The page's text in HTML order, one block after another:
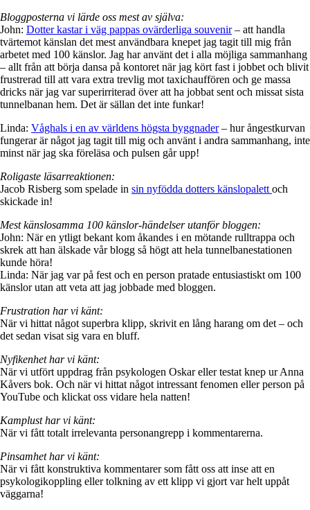
Bloggposterna vi lärde oss mest av själva:
John: Dotter kastar i väg pappas ovärderliga souvenir– att handla
tvärtemot känslan det mest användbara knepet jag tagit till mig från
arbetet med 100 känslor. Jag har använt det i alla möjliga sammanhang
– allt från att börja dansa på kontoret när jag kört fast i jobbet och blivit
frustrerad till att vara extra trevlig mot taxichauffören och ge massa
dricks när jag var superirriterad över att ha jobbat sent och missat sista
tunnelbanan hem. Det är sällan det inte funkar!
Linda: Våghals i en av världens högsta byggnader– hur ångestkurvan
fungerar är något jag tagit till mig och använt i andra sammanhang, inte
minst när jag ska föreläsa och pulsen går upp!
Roligaste läsarreaktionen:
Jacob Risberg som spelade in sin nyfödda dotters känslopalett och
skickade in!
Mest känslosamma 100 känslor-händelser utanför bloggen:
John: När en ytligt bekant kom åkandes i en mötande rulltrappa och
skrek att han älskade vår blogg så högt att hela tunnelbanestationen
kunde höra!
Linda: När jag var på fest och en person pratade entusiastiskt om 100
känslor utan att veta att jag jobbade med bloggen.
Frustration har vi känt:
När vi hittat något superbra klipp, skrivit en lång harang om det – och
det sedan visat sig vara en bluff.
Nyfikenhet har vi känt:
När vi utfört uppdrag från psykologen Oskar eller testat knep ur Anna
Kåvers bok. Och när vi hittat något intressant fenomen eller person på
YouTube och klickat oss vidare hela natten!
Kamplust har vi känt:
När vi fått totalt irrelevanta personangrepp i kommentarerna.
Pinsamhet har vi känt:
När vi fått konstruktiva kommentarer som fått oss att inse att en
psykologikoppling eller tolkning av ett klipp vi gjort var helt uppåt
väggarna!